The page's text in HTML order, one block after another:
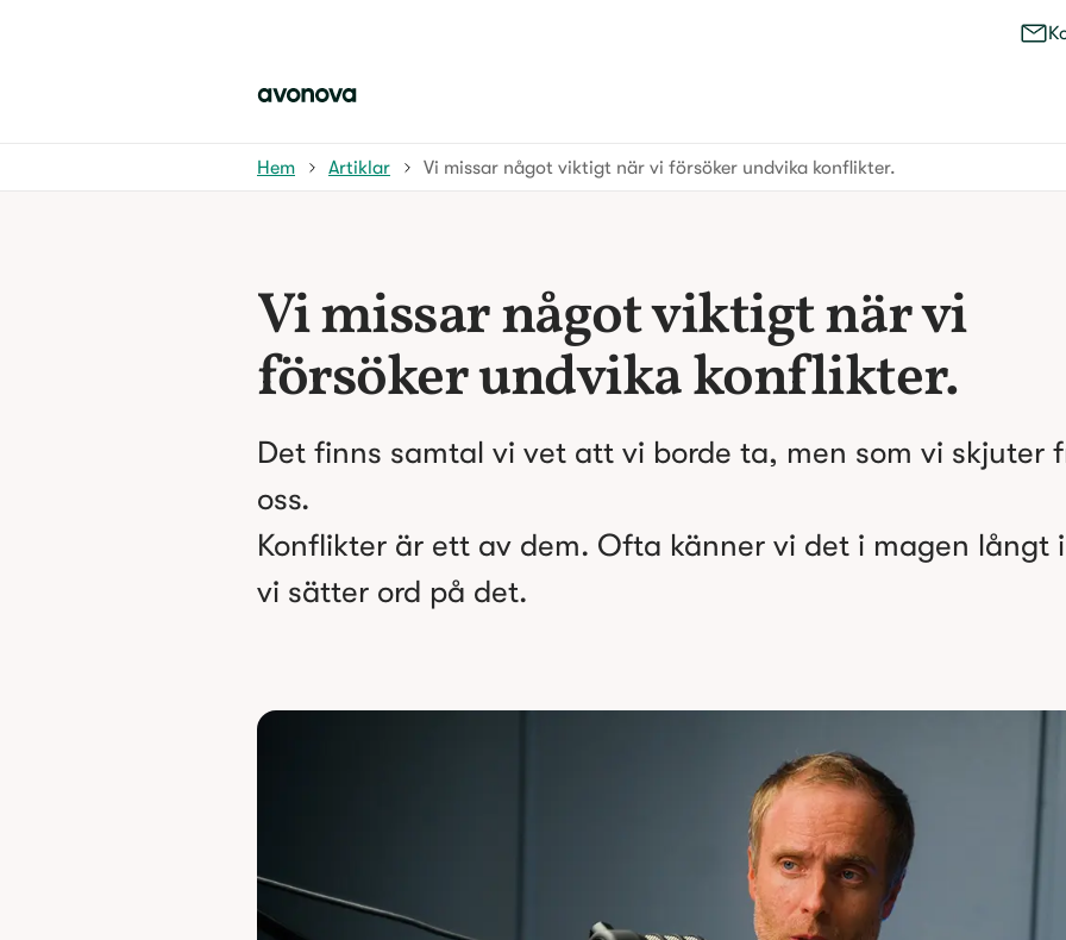
Hem Artiklar Vi missar något viktigt när vi försöker undvika konflikter.
Vi missar något viktigt när vi
försöker undvika konflikter.
Det finns samtal vi vet att vi borde ta, men som vi skjuter
oss.
Konflikter är ett av dem. Ofta känner vi det i magen långt
vi sätter ord på det.